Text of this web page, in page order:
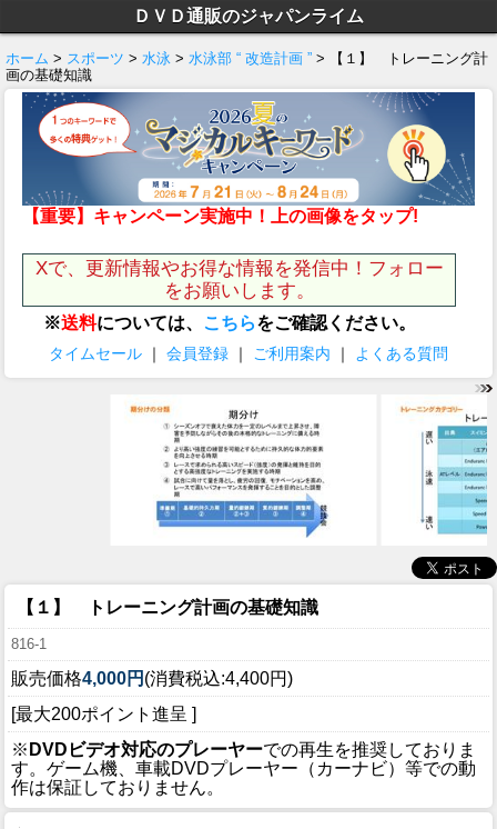
ＤＶＤ通販のジャパンライム
ホーム > スポーツ > 水泳 > 水泳部 “ 改造計画 ” > 【１】 トレーニング計
画の基礎知識
【重要】キャンペーン実施中！上の画像をタップ!
Xで、更新情報やお得な情報を発信中！フォロー
をお願いします。
※送料については、 こちらをご確認ください。
タイムセール ｜ 会員登録 ｜ ご利用案内 ｜ よくある質問
【１】 トレーニング計画の基礎知識
816-1
販売価格4,000円 (消費税込:4,400円)
[最大200ポイント進呈 ]
※ DVDビデオ対応のプレーヤーでの再生を推奨しておりま
す。ゲーム機、車載DVDプレーヤー（カーナビ）等での動
作は保証しておりません。